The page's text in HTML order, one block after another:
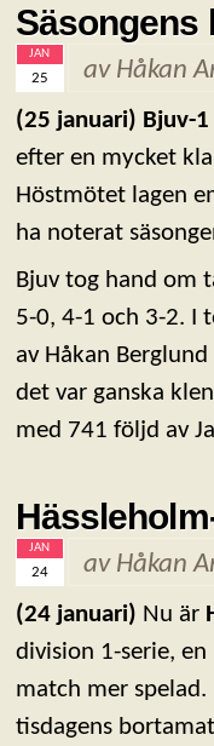
Säsongens
JAN
25 av Håkan
(25 januari) Bjuv-1
efter en mycket
Höstmötet lagen
ha noterat
Bjuv tog hand om
5-0, 4-1 och 3-2. I
av Håkan
det var ganska
med 741 följd av
JAN
24 av Håkan
(24 januari) Nu är
division 1-serie,
match mer
tisdagens